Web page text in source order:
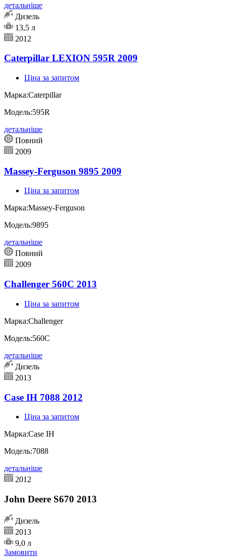
детальніше
Дизель
13,5 л
2012
Caterpillar LEXION 595R 2009
Ціна за запитом
Марка:Caterpillar
Модель:595R
детальніше
Повний
2009
Massey-Ferguson 9895 2009
Ціна за запитом
Марка:Massey-Ferguson
Модель:9895
детальніше
Повний
2009
Challenger 560C 2013
Ціна за запитом
Марка:Challenger
Модель:560C
детальніше
Дизель
2013
Case IH 7088 2012
Ціна за запитом
Марка:Case IH
Модель:7088
детальніше
2012
John Deere S670 2013
Дизель
2013
9,0 л
Замовити